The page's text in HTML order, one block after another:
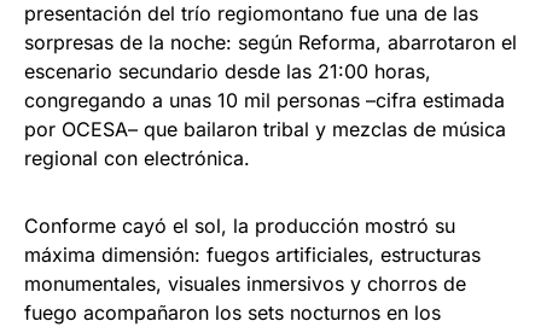
presentación del trío regiomontano fue una de las
sorpresas de la noche: según Reforma, abarrotaron el
escenario secundario desde las 21:00 horas,
congregando a unas 10 mil personas –cifra estimada
por OCESA– que bailaron tribal y mezclas de música
regional con electrónica.
Conforme cayó el sol, la producción mostró su
máxima dimensión: fuegos artificiales, estructuras
monumentales, visuales inmersivos y chorros de
fuego acompañaron los sets nocturnos en los